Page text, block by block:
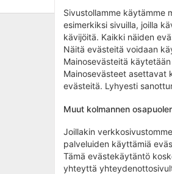
Sivustollamme käytämme
esimerkiksi sivuilla, joilla
kävijöitä. Kaikki näiden
Näitä evästeitä voidaan
Mainosevästeitä
Mainosevästeet asettavat
evästeitä. Lyhyesti
Muut kolmannen
Joillakin
palveluiden käyttämiä
Tämä evästekäytäntö
yhteyttä